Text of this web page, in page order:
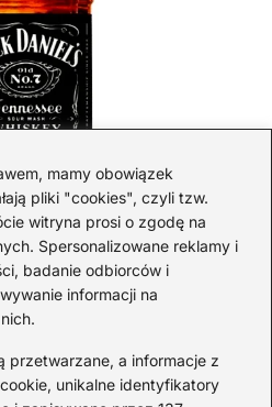
mamy obowiązek
pliki "cookies", czyli tzw.
witryna prosi o zgodę na
Spersonalizowane reklamy i
badanie odbiorców i
informacji na
przetwarzane, a informacje z
unikalne identyfikatory
oferty na małe
teraz!